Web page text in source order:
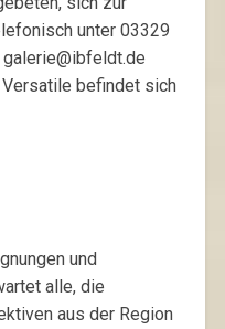
unter 03329
befindet sich
und
alle, die
aus der Region